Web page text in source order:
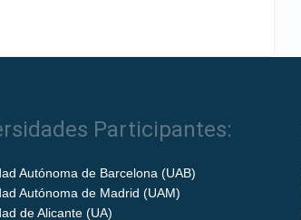
Participantes:
Autónoma de Barcelona (UAB)
Autónoma de Madrid (UAM)
de Alicante (UA)